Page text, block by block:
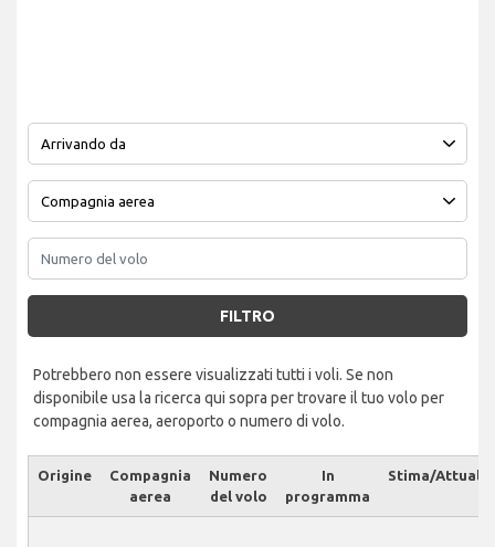
FILTRO
Potrebbero non essere visualizzati tutti i voli. Se non
disponibile usa la ricerca qui sopra per trovare il tuo volo per
compagnia aerea, aeroporto o numero di volo.
Origine
Compagnia
aerea
Numero
del volo
In
programma
Stima/Attuale